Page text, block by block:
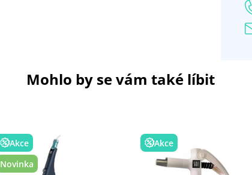
Mohlo by se vám také líbit
Akce
Novinka
Akce